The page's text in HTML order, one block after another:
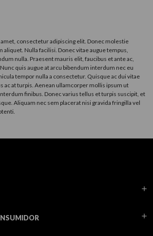
consectetur adipiscing elit. Donec molestie
aliquet. Nulla facilisi. Donec vitae augue tempus,
nulla. Praesent mauris elit, faucibus et ante ac,
quis augue at arcu bibendum interdum nec eu
tempor nulla a consectetur. Quisque ac dui vitae
ac at turpis. Aenean ullamcorper mollis ipsum ut
finibus. Donec varius tellus et turpis suscipit, et
Aliquam nec sem placerat nisi gravida fringilla vel